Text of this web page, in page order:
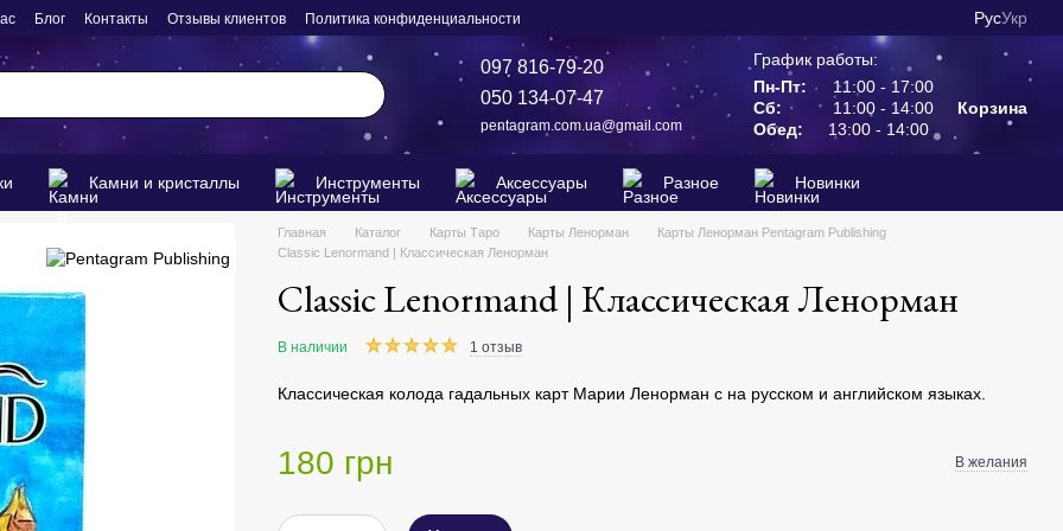
Блог Контакты Отзывы клиентов Политика конфиденциальности РусУкр
097 816-79-20
050 134-07-47
pentagram.com.ua@gmail.com
График работы:
Пн-Пт:
11:00 - 17:00
Сб:
11:00 - 14:00
Обед:
13:00 - 14:00
Корзина
Камни и кристаллы Инструменты Аксессуары Разное Новинки
Главная Каталог Карты Таро Карты Ленорман
Карты Ленорман Pentagram Publishing
Classic Lenormand | Классическая Ленорман
Classic Lenormand | Классическая Ленорман
В наличии 1 отзыв
Классическая колода гадальных карт Марии Ленорман c на русском и английском языках.
180 грн В желания